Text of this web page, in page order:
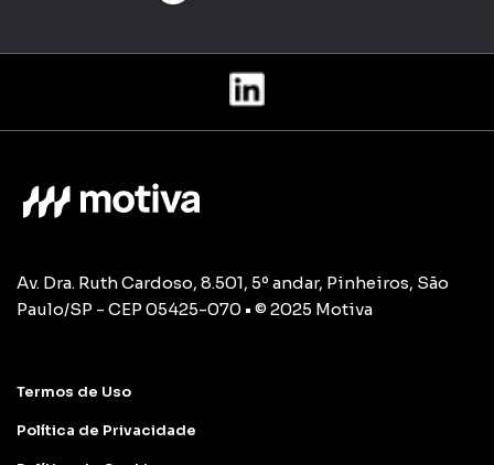
Av. Dra. Ruth Cardoso, 8.501, 5º andar, Pinheiros, São
Paulo/SP - CEP 05425-070 • © 2025 Motiva
Termos de Uso
Política de Privacidade